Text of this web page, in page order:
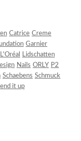
Catrice Creme
Garnier
L'Oréal
Lidschatten
Nails ORLY P2
Schaebens Schmuck
it up